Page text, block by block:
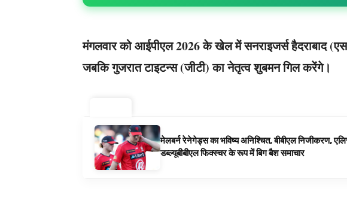
मंगलवार को आईपीएल 2026 के खेल में सनराइजर्स हैदराबाद
जबकि गुजरात टाइटन्स (जीटी) का नेतृत्व शुबमन गिल करेंगे।
मेलबर्न रेनेगेड्स का भविष्य अनिश्चित, बीबीएल निजीकरण,
डब्ल्यूबीबीएल फिक्स्चर के रूप में बिग बैश समाचार